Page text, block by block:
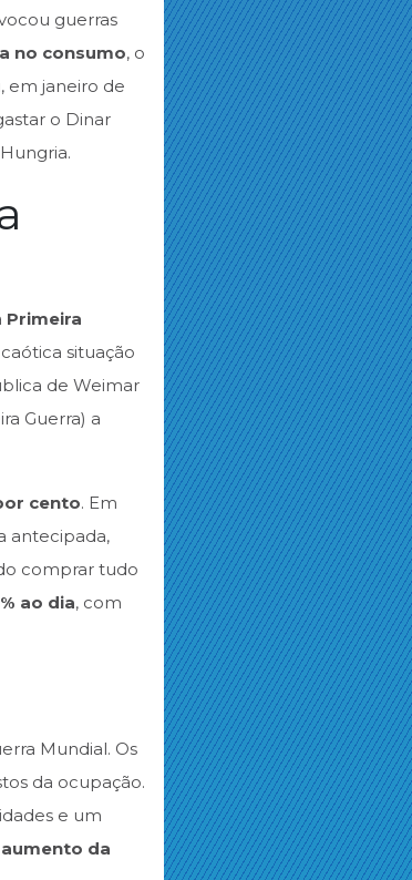
guerras
no consumo, o
em janeiro de
o Dinar
Primeira
situação
de Weimar
Guerra) a
cento. Em
antecipada,
comprar tudo
ao dia, com
Mundial. Os
da ocupação.
e um
aumento da